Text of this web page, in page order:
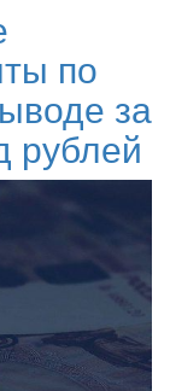
по
за
рублей